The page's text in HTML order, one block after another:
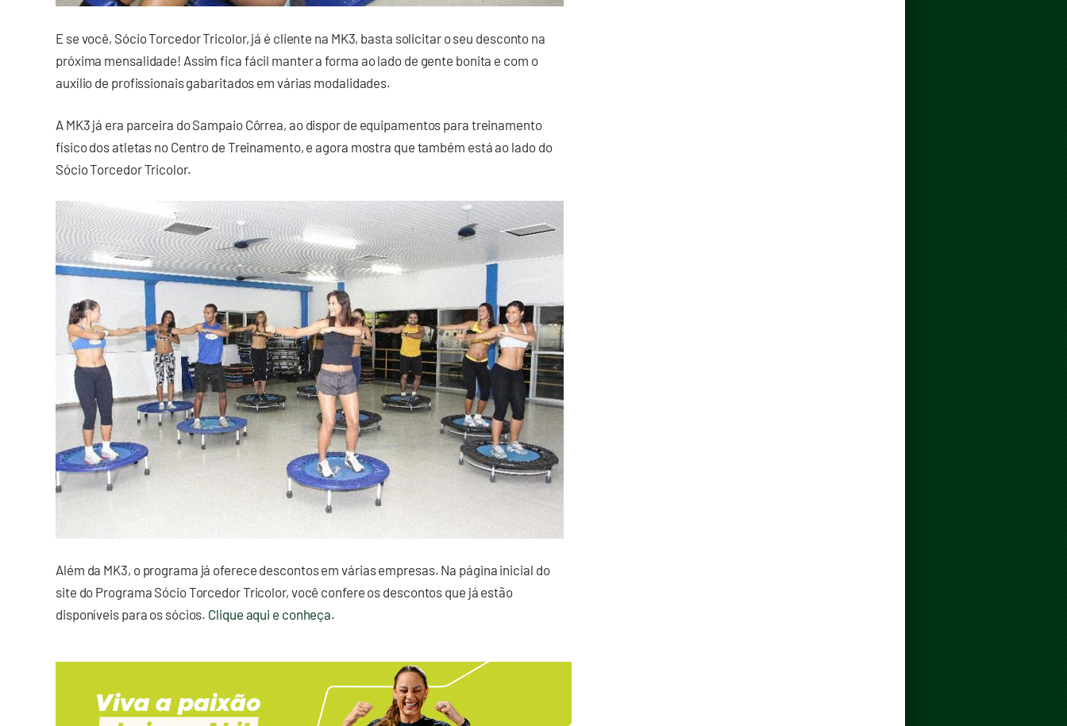
E se você, Sócio Torcedor Tricolor, já é cliente na MK3, basta solicitar o seu desconto na
próxima mensalidade! Assim fica fácil manter a forma ao lado de gente bonita e com o
auxílio de profissionais gabaritados em várias modalidades.
A MK3 já era parceira do Sampaio Côrrea, ao dispor de equipamentos para treinamento
físico dos atletas no Centro de Treinamento, e agora mostra que também está ao lado do
Sócio Torcedor Tricolor.
Além da MK3, o programa já oferece descontos em várias empresas. Na página inicial do
site do Programa Sócio Torcedor Tricolor, você confere os descontos que já estão
disponíveis para os sócios. Clique aqui e conheça.